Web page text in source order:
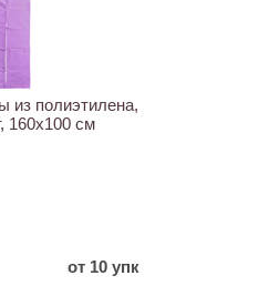
из полиэтилена,
160х100 см
от 10 упк